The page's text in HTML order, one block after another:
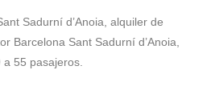
Sadurní d’Anoia, alquiler de
Barcelona Sant Sadurní d’Anoia,
a 55 pasajeros.